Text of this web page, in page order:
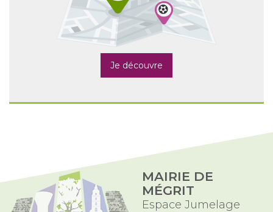
Je découvre
MAIRIE DE
MÉGRIT
Espace Jumelage